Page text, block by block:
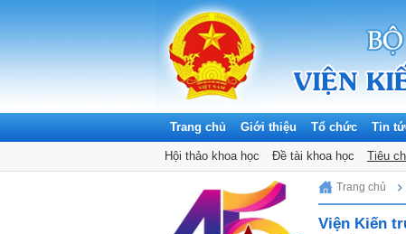
Trang chủ Giới thiệu Tổ chức Tin
Hội thảo khoa học Đề tài khoa học Tiêu
Friday, 07/08/2026
Trang chủ
Viện Kiến